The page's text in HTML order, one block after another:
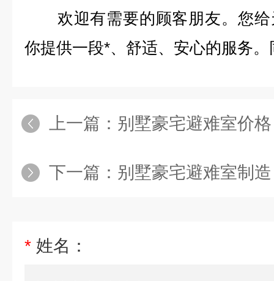
欢迎有需要的顾客朋友。您给
你提供一段*、舒适、安心的服务
上一篇： 别墅豪宅避难室价格
下一篇： 别墅豪宅避难室制造
* 姓名：